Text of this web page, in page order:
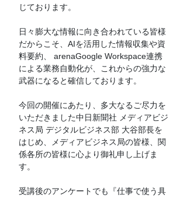
じております。
日々膨大な情報に向き合われている皆様
だからこそ、AIを活用した情報収集や資
料要約、 arenaGoogle Workspace連携
による業務自動化が、これからの強力な
武器になると確信しております。
今回の開催にあたり、多大なるご尽力を
いただきました中日新聞社 メディアビジ
ネス局 デジタルビジネス部 大谷部長を
はじめ、メディアビジネス局の皆様、関
係各所の皆様に心より御礼申し上げま
す。
受講後のアンケートでも『仕事で使う具